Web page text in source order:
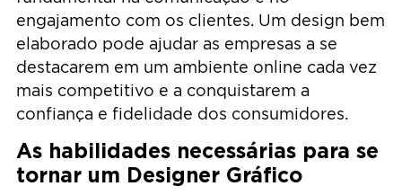
engajamento com os clientes. Um design bem
elaborado pode ajudar as empresas a se
destacarem em um ambiente online cada vez
mais competitivo e a conquistarem a
confiança e fidelidade dos consumidores.
As habilidades necessárias para se
tornar um Designer Gráfico